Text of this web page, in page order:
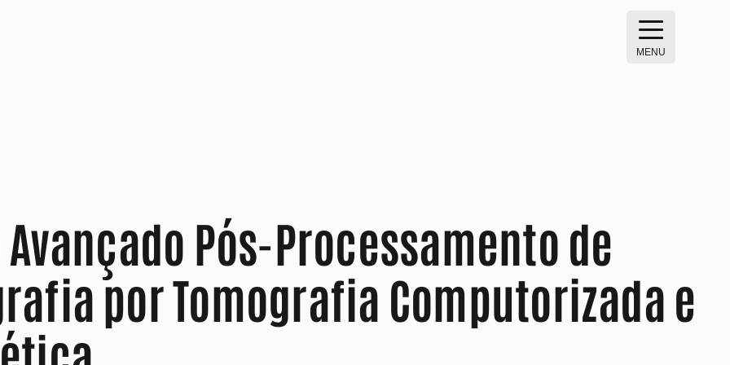
MENU
Pós-Processamento de
por Tomografia Computorizada e